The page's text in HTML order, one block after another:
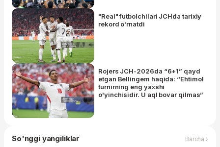
"Real" futbolchilari JCHda tarixiy
rekord o'rnatdi
Rojers JCH-2026da “6+1” qayd
etgan Bellingem haqida: “Ehtimol
turnirning eng yaxshi
o'yinchisidir. U aql bovar qilmas”
So'nggi yangiliklar Barcha ›